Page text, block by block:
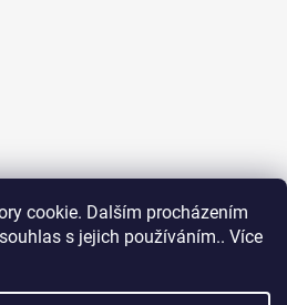
cookie. Dalším procházením
s jejich používáním.. Více